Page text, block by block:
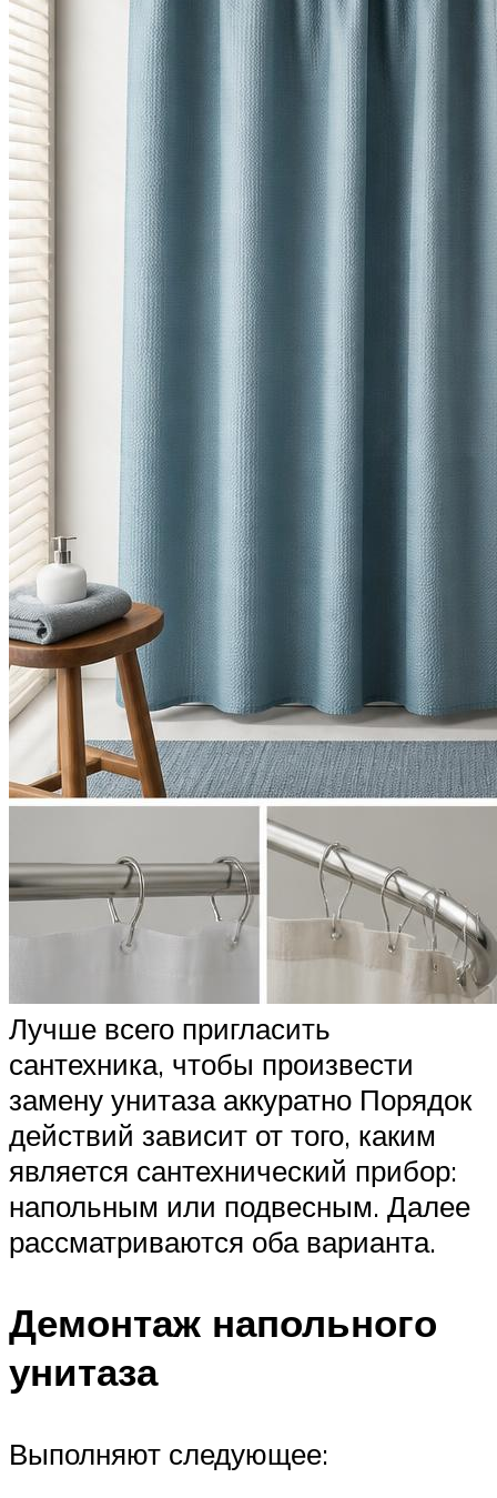
Лучше всего пригласить
сантехника, чтобы произвести
замену унитаза аккуратно Порядок
действий зависит от того, каким
является сантехнический прибор:
напольным или подвесным. Далее
рассматриваются оба варианта.
Демонтаж напольного
унитаза
Выполняют следующее: